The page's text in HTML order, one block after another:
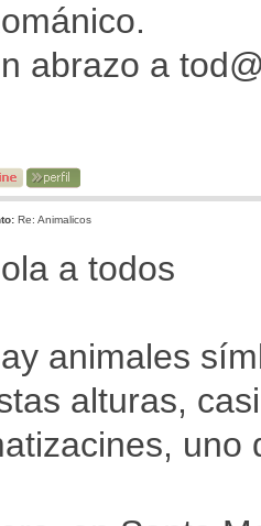
abrazo a
Re: Animalicos
a todos
animales
alturas,
uno